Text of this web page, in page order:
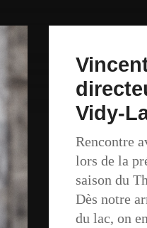
Vidy-
Rencontre
lors de la
saison du
Dès notre
du lac, on